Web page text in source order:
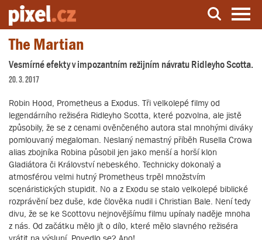
Server o natáčení a zpracování videa
The Martian
Vesmírné efekty v impozantním režijním návratu Ridleyho Scotta.
20. 3. 2017
Robin Hood, Prometheus a Exodus. Tři velkolepé filmy od
legendárního režiséra Ridleyho Scotta, které pozvolna, ale jistě
způsobily, že se z cenami ověnčeného autora stal mnohými diváky
pomlouvaný megaloman. Neslaný nemastný příběh Rusella Crowa
alias zbojníka Robina působil jen jako menší a horší klon
Gladiátora či Království nebeského. Technicky dokonalý a
atmosférou velmi hutný Prometheus trpěl množstvím
scenáristických stupidit. No a z Exodu se stalo velkolepé biblické
rozprávění bez duše, kde člověka nudil i Christian Bale. Není tedy
divu, že se ke Scottovu nejnovějšímu filmu upínaly naděje mnoha
z nás. Od začátku mělo jít o dílo, které mělo slavného režiséra
vrátit na výsluní. Povedlo se? Ano!